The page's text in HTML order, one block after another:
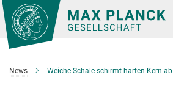
Hauptinhalt
News Weiche Schale schirmt harten Kern ab